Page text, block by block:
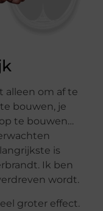
alleen om af te
bouwen, je
te bouwen…
is
Ik ben
wordt.
groter effect.